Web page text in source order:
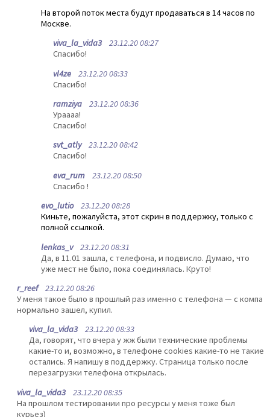
На второй поток места будут продаваться в 14 часов по
Москве.
viva_la_vida3 23.12.20 08:27
Спасибо!
vl4ze 23.12.20 08:33
Спасибо!
ramziya 23.12.20 08:36
Ураааа!
Спасибо!
svt_atly23.12.20 08:42
Спасибо!
eva_rum 23.12.20 08:50
Спасибо !
evo_lutio23.12.20 08:28
Киньте, пожалуйста, этот скрин в поддержку, только с
полной ссылкой.
lenkas_v23.12.20 08:31
Да, в 11.01 зашла, с телефона, и подвисло. Думаю, что
уже мест не было, пока соединялась. Круто!
r_reef23.12.20 08:26
У меня такое было в прошлый раз именно с телефона — с компа
нормально зашел, купил.
viva_la_vida3 23.12.20 08:33
Да, говорят, что вчера у жж были технические проблемы
какие-то и, возможно, в телефоне cookies какие-то не такие
остались. Я напишу в поддержку. Страница только после
перезагрузки телефона открылась.
viva_la_vida3 23.12.20 08:35
На прошлом тестировании про ресурсы у меня тоже был
курьез)